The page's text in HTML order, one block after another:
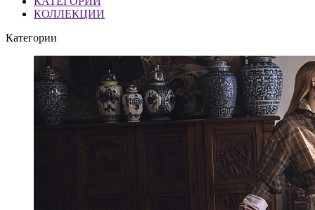
КОЛЛЕКЦИИ
Категории